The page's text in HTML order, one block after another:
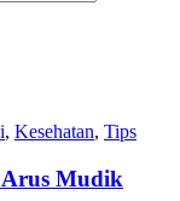
, Kesehatan, Tips
Arus Mudik